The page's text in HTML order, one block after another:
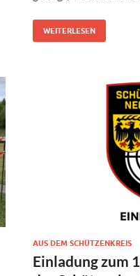
WEITERLESEN
AUS DEM SCHÜTZENKREIS
Einladung zum